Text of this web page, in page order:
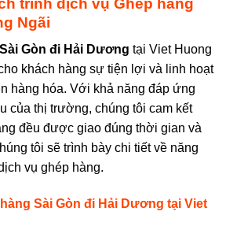
Ngãi
Gòn đi Hải Dương tại Viet Huong
khách hàng sự tiện lợi và linh hoạt
hàng hóa. Với khả năng đáp ứng
của thị trường, chúng tôi cam kết
đều được giao đúng thời gian và
tôi sẽ trình bày chi tiết về năng
vụ ghép hàng.
Sài Gòn đi Hải Dương tại Viet